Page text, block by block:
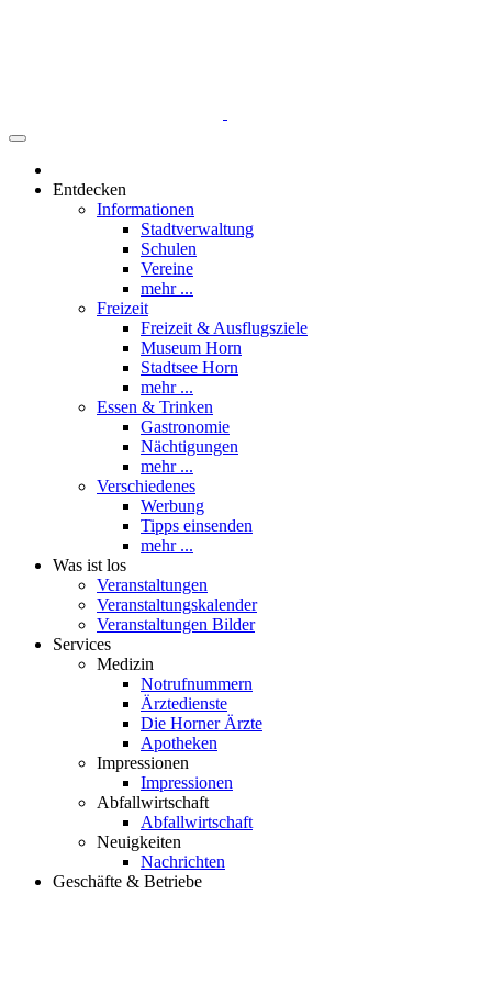
Entdecken
Informationen
Stadtverwaltung
Schulen
Vereine
mehr ...
Freizeit
Freizeit & Ausflugsziele
Museum Horn
Stadtsee Horn
mehr ...
Essen & Trinken
Gastronomie
Nächtigungen
mehr ...
Verschiedenes
Werbung
Tipps einsenden
mehr ...
Was ist los
Veranstaltungen
Veranstaltungskalender
Veranstaltungen Bilder
Services
Medizin
Notrufnummern
Ärztedienste
Die Horner Ärzte
Apotheken
Impressionen
Impressionen
Abfallwirtschaft
Abfallwirtschaft
Neuigkeiten
Nachrichten
Geschäfte & Betriebe